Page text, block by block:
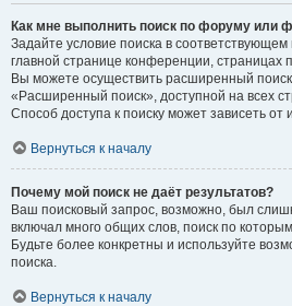
Как мне выполнить поиск по форуму или
Задайте условие поиска в
главной странице конференции, страницах
Вы можете осуществить расширенный
«Расширенный поиск», доступной на всех
Способ доступа к поиску может зависеть от
Вернуться к началу
Почему мой поиск не даёт результатов?
Ваш поисковый запрос, возможно, был
включал много общих слов, поиск по
Будьте более конкретны и используйте
поиска.
Вернуться к началу